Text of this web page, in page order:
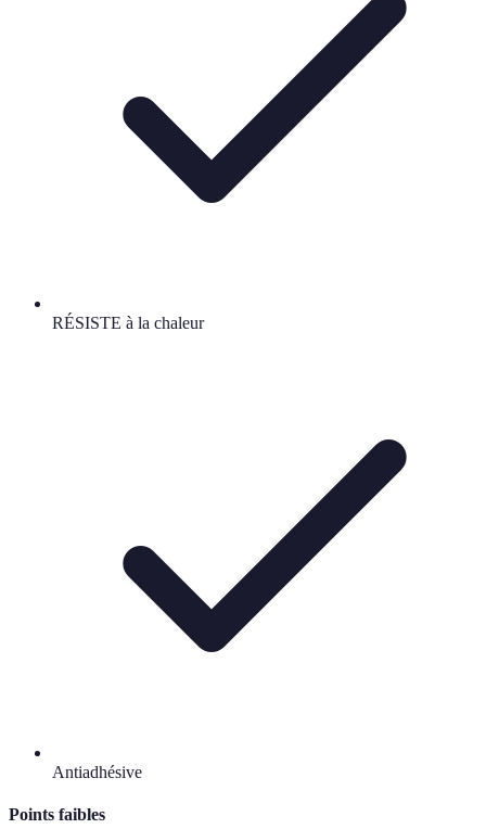
RÉSISTE à la chaleur
Antiadhésive
Points faibles